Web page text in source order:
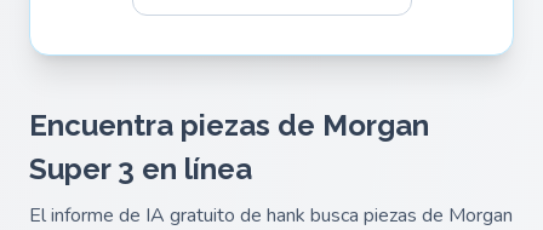
Encuentra piezas de Morgan
Super 3 en línea
El informe de IA gratuito de hank busca piezas de Morgan